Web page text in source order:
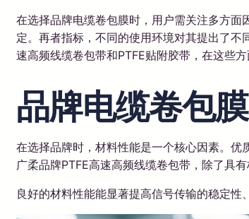
在选择品牌电缆卷包膜时，用户需关注多方
定。再者指标，不同的使用环境对其提出了
速高频线缆卷包带和PTFE贴附胶带，在这些
品牌电缆卷包
在选择品牌时，材料性能是一个核心因素。
广柔品牌PTFE高速高频线缆卷包带，除了具
良好的材料性能能显著提高信号传输的稳定性